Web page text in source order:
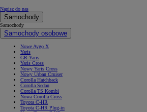
Napisz do nas
Samochody
Samochody
Samochody osobowe
Nowe Aygo X
Yaris
GR Yaris
Yaris Cross
Nowy Yaris Cross
Nowy Urban Cruiser
Corolla Hatchback
Corolla Sedan
Corolla TS Kombi
Nowa Corolla Cross
Toyota C-HR
Toyota C-HR Plug-in